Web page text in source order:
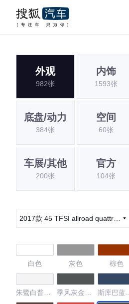
外观
982张
内饰
1593张
底盘/动力
384张
空间
60张
车展/其他
200张
官方
104张
2017款 45 TFSI allroad quattro
白色 灰色 棕色
朱鹭白普通
季风灰金属
斯库巴蓝金
属漆